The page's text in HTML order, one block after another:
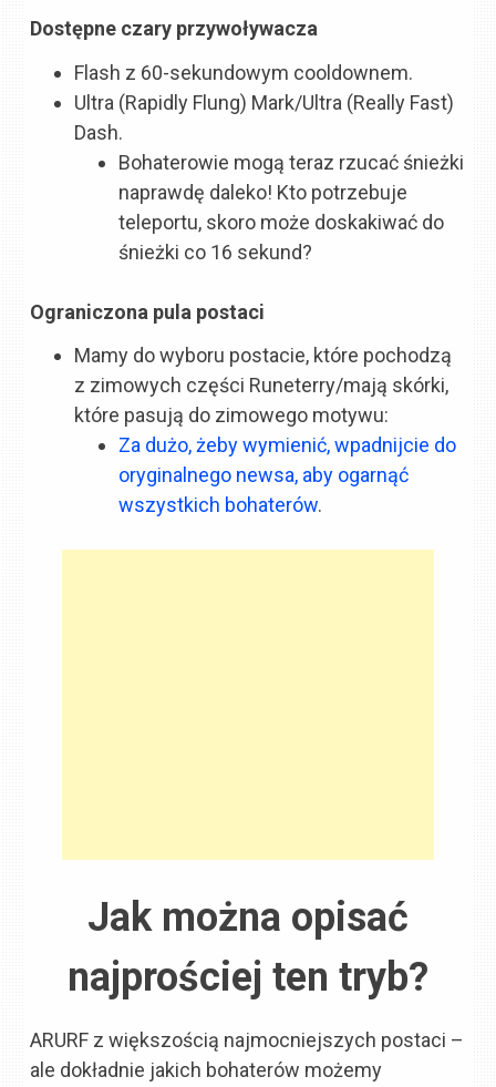
Dostępne czary przywoływacza
Flash z 60-sekundowym cooldownem.
Ultra (Rapidly Flung) Mark/Ultra (Really Fast)
Dash.
Bohaterowie mogą teraz rzucać śnieżki
naprawdę daleko! Kto potrzebuje
teleportu, skoro może doskakiwać do
śnieżki co 16 sekund?
Ograniczona pula postaci
Mamy do wyboru postacie, które pochodzą
z zimowych części Runeterry/mają skórki,
które pasują do zimowego motywu:
Za dużo, żeby wymienić, wpadnijcie do
oryginalnego newsa, aby ogarnąć
wszystkich bohaterów.
Jak można opisać
najprościej ten tryb?
ARURF z większością najmocniejszych postaci –
ale dokładnie jakich bohaterów możemy